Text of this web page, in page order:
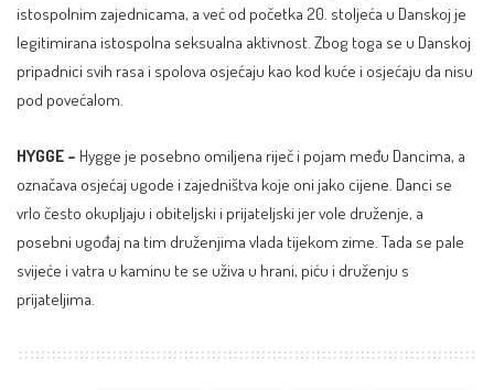
istospolnim zajednicama, a već od početka 20. stoljeća u Danskoj je
legitimirana istospolna seksualna aktivnost. Zbog toga se u Danskoj
pripadnici svih rasa i spolova osjećaju kao kod kuće i osjećaju da nisu
pod povećalom.
HYGGE – Hygge je posebno omiljena riječ i pojam među Dancima, a
označava osjećaj ugode i zajedništva koje oni jako cijene. Danci se
vrlo često okupljaju i obiteljski i prijateljski jer vole druženje, a
posebni ugođaj na tim druženjima vlada tijekom zime. Tada se pale
svijeće i vatra u kaminu te se uživa u hrani, piću i druženju s
prijateljima.